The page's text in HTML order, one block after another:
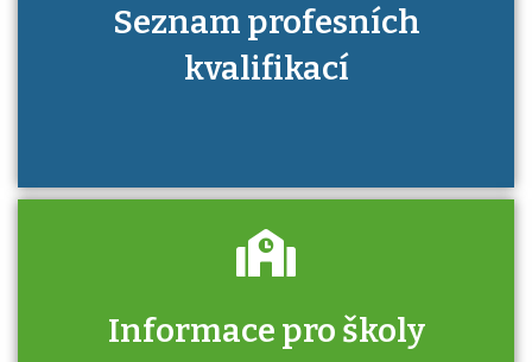
Seznam profesních
kvalifikací
Informace pro školy
Zjistěte, jak se přihlásit ke zkoušce a kde